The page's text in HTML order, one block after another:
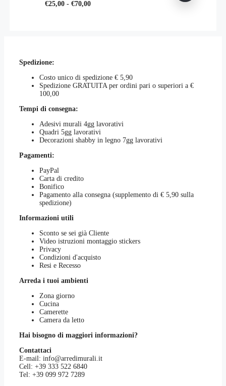
pagina
€25,00 - €70,00Fascia
Questo
scelte
nella
Spedizione:
Costo unico di spedizione € 5,90
Spedizione GRATUITA per ordini pari o superiori a €
100,00
Tempi di consegna:
Adesivi murali 4gg lavorativi
Quadri 5gg lavorativi
Decorazioni shabby in legno 7gg lavorativi
Pagamenti:
PayPal
Carta di credito
Bonifico
Pagamento alla consegna (supplemento di € 5,90 sulla
spedizione)
Informazioni utili
Sconto se sei già Cliente
Video istruzioni montaggio stickers
Privacy
Condizioni d'acquisto
Resi e Recesso
Arreda i tuoi ambienti
Zona giorno
Cucina
Camerette
Camera da letto
Hai bisogno di maggiori informazioni?
Contattaci
E-mail: info@arredimurali.it
Cell: +39 333 522 6840
Tel: +39 099 972 7289